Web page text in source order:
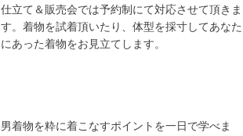
仕立て＆販売会では予約制にて対応させて頂きま
す。着物を試着頂いたり、体型を採寸してあなた
にあった着物をお見立てします。
男着物を粋に着こなすポイントを一日で学べま